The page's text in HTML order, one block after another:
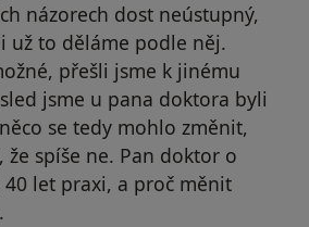
názorech dost neústupný,
už to děláme podle něj.
přešli jsme k jinému
jsme u pana doktora byli
se tedy mohlo změnit,
že spíše ne. Pan doktor o
40 let praxi, a proč měnit